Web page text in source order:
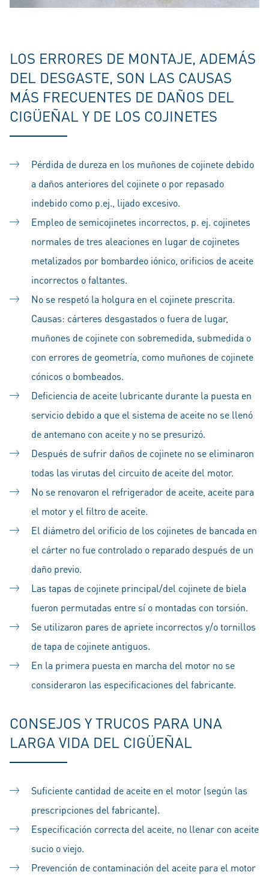
LOS ERRORES DE MONTAJE, ADEMÁS
DEL DESGASTE, SON LAS CAUSAS
MÁS FRECUENTES DE DAÑOS DEL
CIGÜEÑAL Y DE LOS COJINETES
Pérdida de dureza en los muñones de cojinete debido
a daños anteriores del cojinete o por repasado
indebido como p.ej., lijado excesivo.
Empleo de semicojinetes incorrectos, p. ej. cojinetes
normales de tres aleaciones en lugar de cojinetes
metalizados por bombardeo iónico, orificios de aceite
incorrectos o faltantes.
No se respetó la holgura en el cojinete prescrita.
Causas: cárteres desgastados o fuera de lugar,
muñones de cojinete con sobremedida, submedida o
con errores de geometría, como muñones de cojinete
cónicos o bombeados.
Deficiencia de aceite lubricante durante la puesta en
servicio debido a que el sistema de aceite no se llenó
de antemano con aceite y no se presurizó.
Después de sufrir daños de cojinete no se eliminaron
todas las virutas del circuito de aceite del motor.
No se renovaron el refrigerador de aceite, aceite para
el motor y el filtro de aceite.
El diámetro del orificio de los cojinetes de bancada en
el cárter no fue controlado o reparado después de un
daño previo.
Las tapas de cojinete principal/del cojinete de biela
fueron permutadas entre sí o montadas con torsión.
Se utilizaron pares de apriete incorrectos y/o tornillos
de tapa de cojinete antiguos.
En la primera puesta en marcha del motor no se
consideraron las especificaciones del fabricante.
CONSEJOS Y TRUCOS PARA UNA
LARGA VIDA DEL CIGÜEÑAL
Suficiente cantidad de aceite en el motor (según las
prescripciones del fabricante).
Especificación correcta del aceite, no llenar con aceite
sucio o viejo.
Prevención de contaminación del aceite para el motor